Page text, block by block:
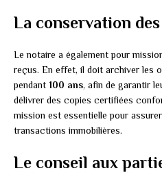
La conservation
Le notaire a également pour
reçus. En effet, il doit archiver les
pendant 100 ans, afin de garantir
délivrer des copies certifiées
mission est essentielle pour
transactions immobilières.
Le conseil aux